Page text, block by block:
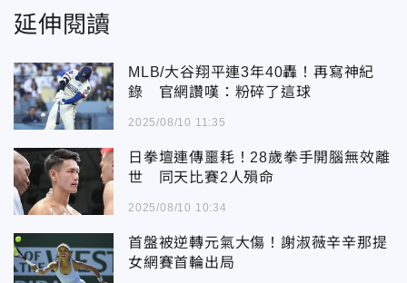
延伸閱讀
MLB/大谷翔平連3年40轟！再寫神紀
錄 官網讚嘆：粉碎了這球
2025/08/10 11:35
日拳壇連傳噩耗！28歲拳手開腦無效離
世 同天比賽2人殞命
2025/08/10 10:34
首盤被逆轉元氣大傷！謝淑薇辛辛那提
女網賽首輪出局